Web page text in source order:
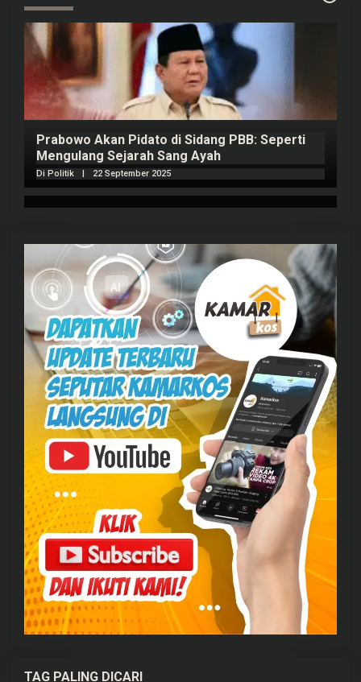
Prabowo Akan Pidato di Sidang PBB: Seperti
Mengulang Sejarah Sang Ayah
Di Politik 22 September 2025
TAG PALING DICARI